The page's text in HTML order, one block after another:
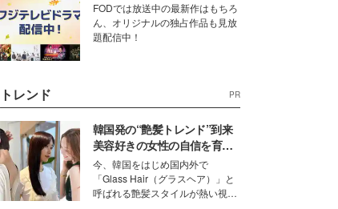
FODでは放送中の最新作はもちろ
ん、オリジナルの独占作品も見放
題配信中！
トレンド PR
韓国発の“艶髪トレンド”到来
美容好きの女性の自信を育む
「ヘアケア事情」って？
今、韓国をはじめ国内外で
「Glass Hair（グラスヘア）」と
呼ばれる艶髪スタイルが熱い視線